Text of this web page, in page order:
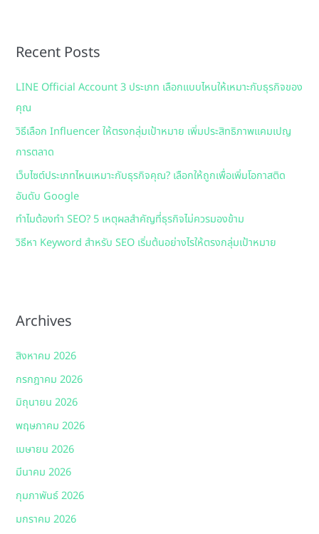
c
f
o
r
:
Recent Posts
LINE Official Account 3 ประเภท เลือกแบบไหนให้เหมาะกับธุรกิจของ
คุณ
วิธีเลือก Influencer ให้ตรงกลุ่มเป้าหมาย เพิ่มประสิทธิภาพแคมเปญ
การตลาด
เว็บไซต์ประเภทไหนเหมาะกับธุรกิจคุณ? เลือกให้ถูกเพื่อเพิ่มโอกาสติด
อันดับ Google
ทำไมต้องทำ SEO? 5 เหตุผลสำคัญที่ธุรกิจไม่ควรมองข้าม
วิธีหา Keyword สำหรับ SEO เริ่มต้นอย่างไรให้ตรงกลุ่มเป้าหมาย
Archives
สิงหาคม 2026
กรกฎาคม 2026
มิถุนายน 2026
พฤษภาคม 2026
เมษายน 2026
มีนาคม 2026
กุมภาพันธ์ 2026
มกราคม 2026